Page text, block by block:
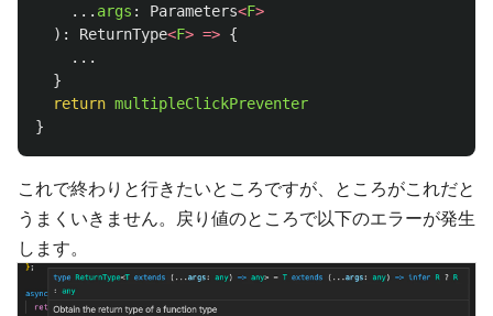
... args : Parameters<F>
):
ReturnType<F> => {
...
}
return multipleClickPreventer
}
これで終わりと行きたいところですが、ところがこれだと
うまくいきません。戻り値のところで以下のエラーが発生
します。